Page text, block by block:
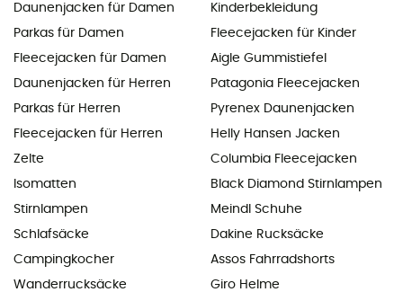
Daunenjacken für Damen
Parkas für Damen
Fleecejacken für Damen
Daunenjacken für Herren
Parkas für Herren
Fleecejacken für Herren
Zelte
Isomatten
Stirnlampen
Schlafsäcke
Campingkocher
Wanderrucksäcke
Kinderbekleidung
Fleecejacken für Kinder
Aigle Gummistiefel
Patagonia Fleecejacken
Pyrenex Daunenjacken
Helly Hansen Jacken
Columbia Fleecejacken
Black Diamond Stirnlampen
Meindl Schuhe
Dakine Rucksäcke
Assos Fahrradshorts
Giro Helme